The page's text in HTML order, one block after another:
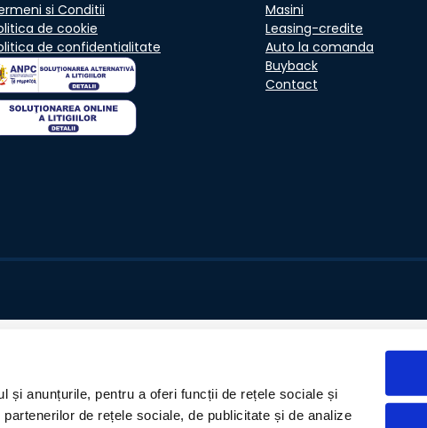
și anunțurile, pentru a oferi funcții de rețele sociale și
de rețele sociale, de publicitate și de analize
si Conditii
de cookie
de confidentialitate
Masini
Leasing-credite
Auto la comanda
Buyback
Contact